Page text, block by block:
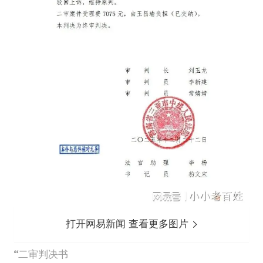
打开网易新闻 查看更多图片
二审判决书